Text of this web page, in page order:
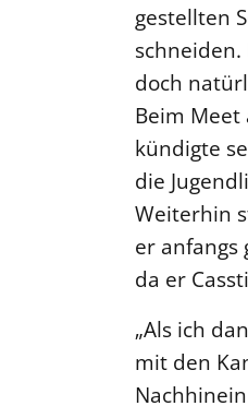
gestellten
doch
Beim Meet
kündigte
die
Weiterhin
er anfangs
da er
„Als ich
mit den